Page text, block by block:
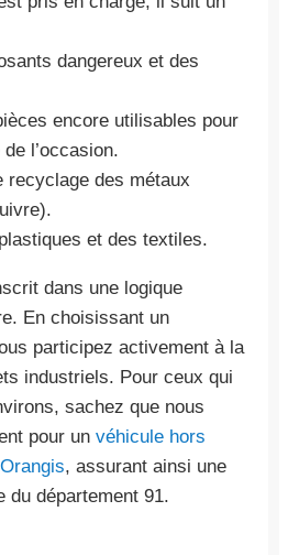
dangereux et des
encore utilisables pour
l’occasion.
recyclage des métaux
et des textiles.
dans une logique
En choisissant un
participez activement à la
industriels. Pour ceux qui
sachez que nous
pour un véhicule hors
, assurant ainsi une
du département 91.